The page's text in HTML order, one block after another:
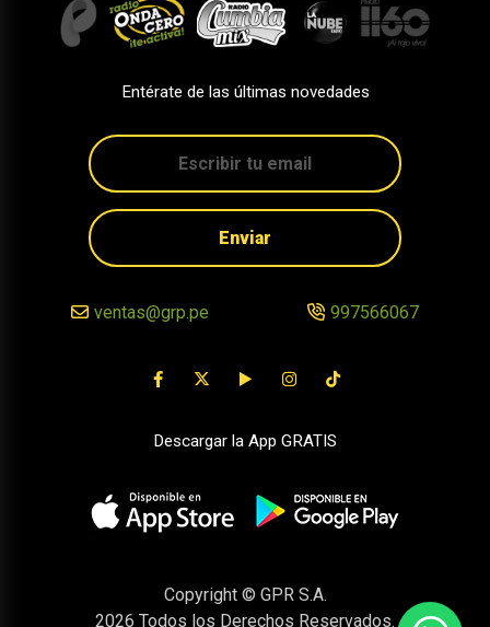
Entérate de las últimas novedades
Enviar
ventas@grp.pe 997566067
Descargar la App GRATIS
Copyright © GPR S.A.
2026 Todos los Derechos Reservados.